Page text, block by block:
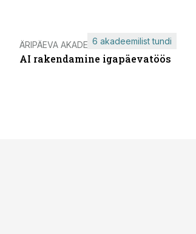
ÄRIPÄEVA AKADEEMIA
AI rakendamine igapäevatöös
6 akadeemilist tundi